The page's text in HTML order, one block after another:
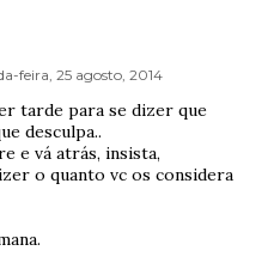
feira, 25 agosto, 2014
tarde para se dizer que
desculpa..
e vá atrás, insista,
o quanto vc os considera